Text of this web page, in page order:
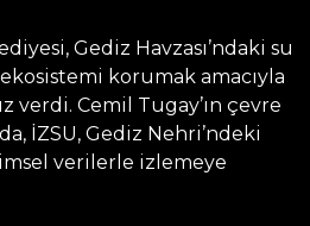
Gediz Havzası’ndaki su
korumak amacıyla
verdi. Cemil Tugay’ın çevre
İZSU, Gediz Nehri’ndeki
verilerle izlemeye